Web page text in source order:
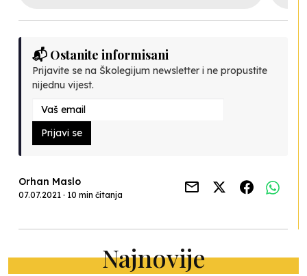
📬 Ostanite informisani
Prijavite se na Školegijum newsletter i ne propustite
nijednu vijest.
Prijavi se
Orhan Maslo
07.07.2021 · 10 min čitanja
Najnovije